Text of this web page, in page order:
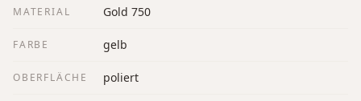
MATERIAL Gold 750
FARBE gelb
OBERFLÄCHE poliert